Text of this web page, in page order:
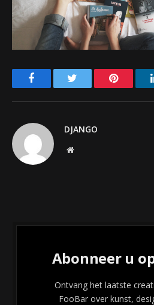
Facebook
DJANGO
Website
Abonneer u
Ontvang het laatste
FooBar over kunst,